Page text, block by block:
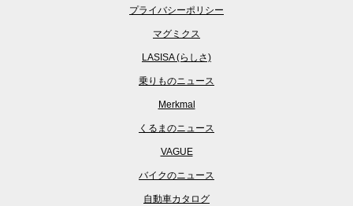
プライバシーポリシー
マグミクス
LASISA (らしさ)
乗りものニュース
Merkmal
くるまのニュース
VAGUE
バイクのニュース
自動車カタログ